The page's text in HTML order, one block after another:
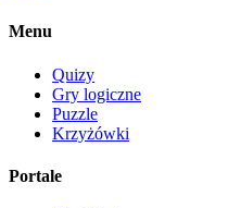
Menu
Quizy
Gry logiczne
Puzzle
Krzyżówki
Portale